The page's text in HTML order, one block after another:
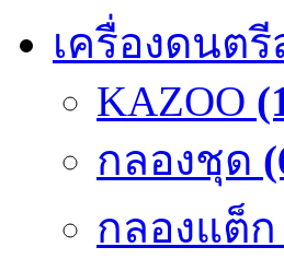
เครื่องดนต
KAZOO
กลองชุด
กลองแต็ก